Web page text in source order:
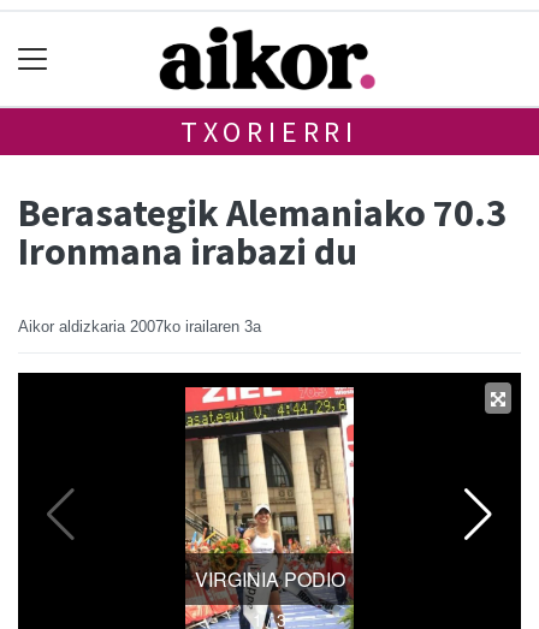
TXORIERRI
Berasategik Alemaniako 70.3
Ironmana irabazi du
Aikor aldizkaria 2007ko irailaren 3a